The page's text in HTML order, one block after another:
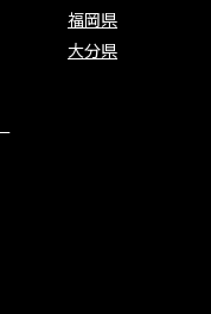
福岡県
大分県